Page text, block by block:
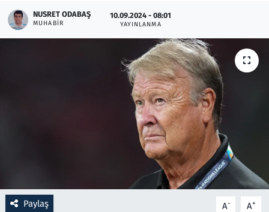
NUSRET ODABAŞ
MUHABIR
10.09.2024 - 08:01
YAYINLANMA
Paylaş A- A+
Otomobil
Savunma Sanayi